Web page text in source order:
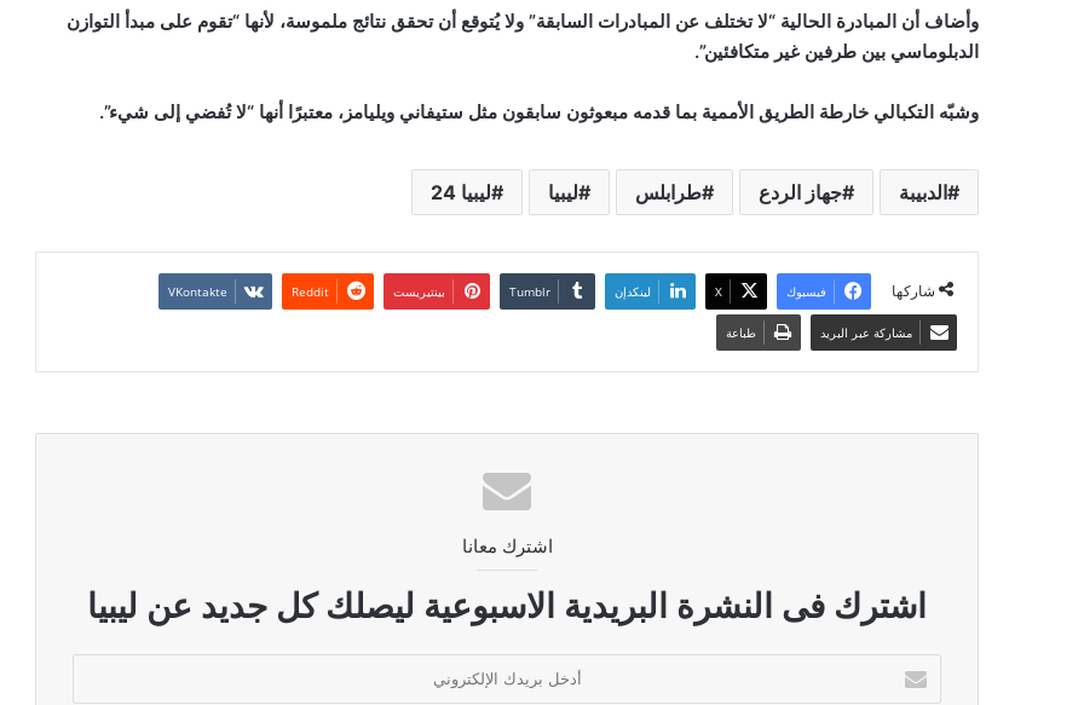
وأضاف أن المبادرة الحالية “لا تختلف عن المبادرات السابقة” ولا يُتوقع أن تحقق نتائج ملموسة، لأنها “تقوم على مبدأ التوازن
الدبلوماسي بين طرفين غير متكافئين”.
وشبّه التكبالي خارطة الطريق الأممية بما قدمه مبعوثون سابقون مثل ستيفاني ويليامز، معتبرًا أنها “لا تُفضي إلى شيء”.
الدبيبة جهاز الردع طرابلس ليبيا ليبيا 24
شاركها فيسبوك ‫X لينكدإن بينتيريست
مشاركة عبر البريد طباعة
اشترك معانا
اشترك فى النشرة البريدية الاسبوعية ليصلك كل جديد عن ليبيا
بريدك